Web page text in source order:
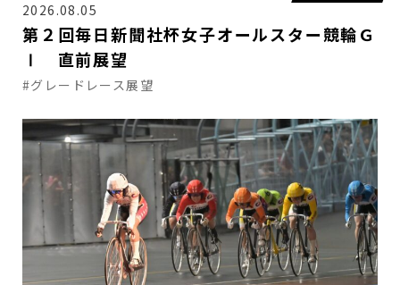
2026.08.05
第２回毎日新聞社杯女子オールスター競輪Ｇ
Ⅰ 直前展望
#グレードレース展望